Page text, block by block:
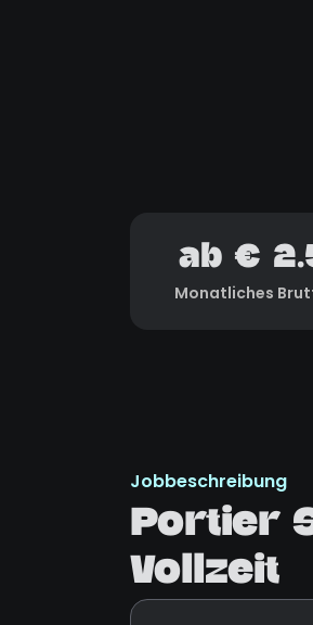
ab €
Monatliches
Jobbeschreibung
Portier
Vollzeit